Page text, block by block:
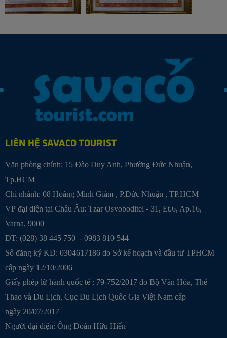
LIÊN HỆ SAVACO TOURIST
Văn phòng chính: 15 Đào Duy Anh, Phường Đức Nhuận,
Tp.HCM
Chi nhánh: 08 Hoàng Minh Giám , P.Đức Nhuận , TP.HCM
VP đại diện tại Châu Âu: Tzar Osvoboditel - 31, Et.6, Ap.16,
Varna, 9000
ĐT: (028) 38 445 750 - 0983 810 544
Số đăng ký KD: 0304617186 do Sở kế hoạch và đầu tư TPHCM
cấp ngày 12/10/2006
Giấy phép lữ hành quốc tế : 79-752/2017 do Bộ Văn Hóa, Thể
Thao và Du Lịch, Cục Du Lịch Quốc Gia Việt Nam cấp
ngày 20/07/2017
Người đại diện: Ông Đoàn Hữu Hiển